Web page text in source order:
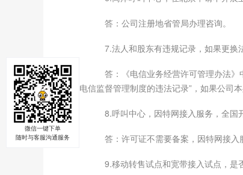
答：公司注册地省管局办理咨询。
7.法人和股东有违规记录，如果更换
答：《电信业务经营许可管理办法》
反电信监督管理制度的违法记录”，如果公司
8.呼叫中心，因特网接入服务，全国
答：许可证不需要备案，因特网接入
9.移动转售试点和宽带接入试点，是
微信一键下单
随时与客服沟通服务